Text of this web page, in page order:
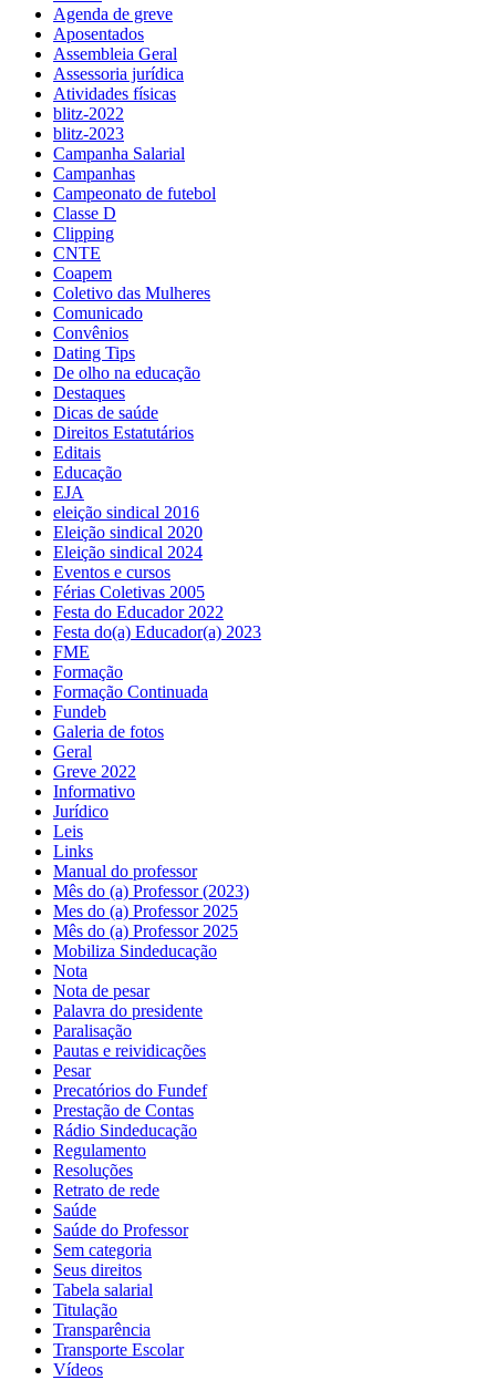
Agenda de greve
Aposentados
Assembleia Geral
Assessoria jurídica
Atividades físicas
blitz-2022
blitz-2023
Campanha Salarial
Campanhas
Campeonato de futebol
Classe D
Clipping
CNTE
Coapem
Coletivo das Mulheres
Comunicado
Convênios
Dating Tips
De olho na educação
Destaques
Dicas de saúde
Direitos Estatutários
Editais
Educação
EJA
eleição sindical 2016
Eleição sindical 2020
Eleição sindical 2024
Eventos e cursos
Férias Coletivas 2005
Festa do Educador 2022
Festa do(a) Educador(a) 2023
FME
Formação
Formação Continuada
Fundeb
Galeria de fotos
Geral
Greve 2022
Informativo
Jurídico
Leis
Links
Manual do professor
Mês do (a) Professor (2023)
Mes do (a) Professor 2025
Mês do (a) Professor 2025
Mobiliza Sindeducação
Nota
Nota de pesar
Palavra do presidente
Paralisação
Pautas e reividicações
Pesar
Precatórios do Fundef
Prestação de Contas
Rádio Sindeducação
Regulamento
Resoluções
Retrato de rede
Saúde
Saúde do Professor
Sem categoria
Seus direitos
Tabela salarial
Titulação
Transparência
Transporte Escolar
Vídeos